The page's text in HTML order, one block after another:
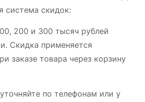
система скидок:
200 и 300 тысяч рублей
Скидка применяется
заказе товара через корзину
по телефонам или у